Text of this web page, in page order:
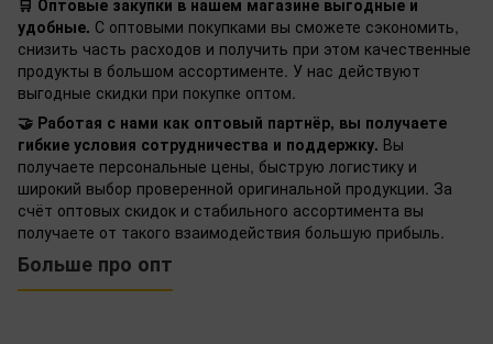
🛒 Оптовые закупки в нашем магазине выгодные и
удобные. С оптовыми покупками вы сможете сэкономить,
снизить часть расходов и получить при этом качественные
продукты в большом ассортименте. У нас действуют
выгодные скидки при покупке оптом.
🤝 Работая с нами как оптовый партнёр, вы получаете
гибкие условия сотрудничества и поддержку. Вы
получаете персональные цены, быструю логистику и
широкий выбор проверенной оригинальной продукции. За
счёт оптовых скидок и стабильного ассортимента вы
получаете от такого взаимодействия большую прибыль.
Больше про опт